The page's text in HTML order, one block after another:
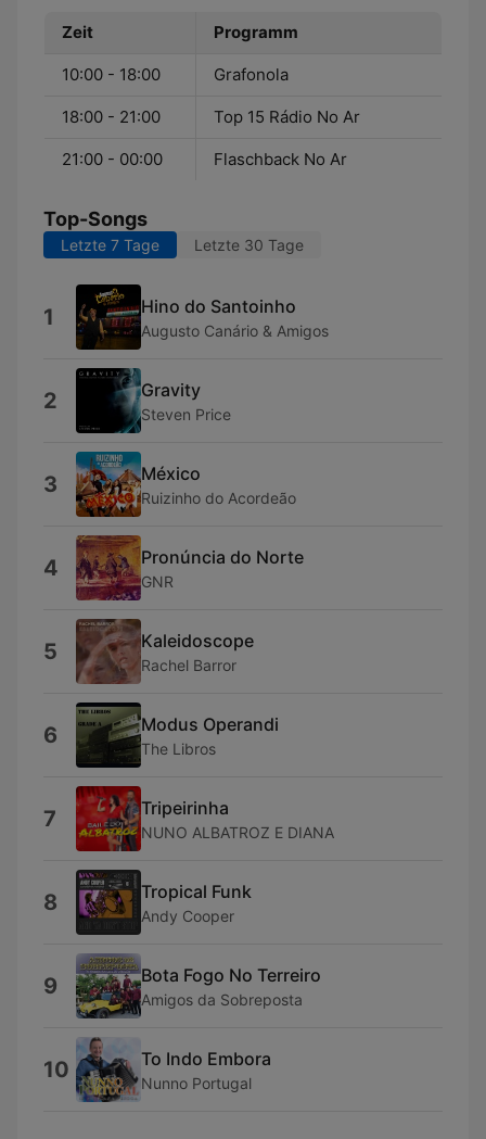
Zeit Programm
10:00 - 18:00 Grafonola
18:00 - 21:00 Top 15 Rádio No Ar
21:00 - 00:00 Flaschback No Ar
Top-Songs
Letzte 7 Tage Letzte 30 Tage
1 Hino do Santoinho
Augusto Canário & Amigos
2 Gravity
Steven Price
3 México
Ruizinho do Acordeão
4 Pronúncia do Norte
GNR
5 Kaleidoscope
Rachel Barror
6 Modus Operandi
The Libros
7 Tripeirinha
NUNO ALBATROZ E DIANA
8 Tropical Funk
Andy Cooper
9 Bota Fogo No Terreiro
Amigos da Sobreposta
10 To Indo Embora
Nunno Portugal